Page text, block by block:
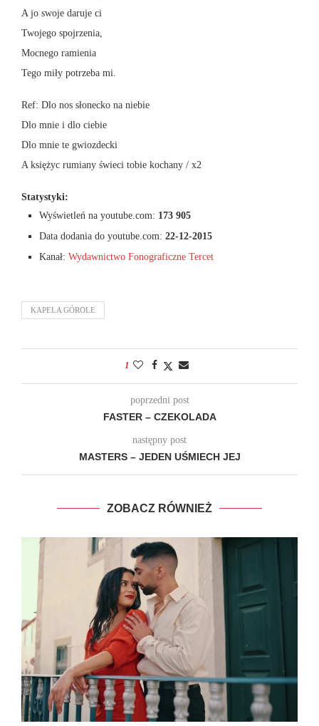
A jo swoje daruje ci
Twojego spojrzenia,
Mocnego ramienia
Tego miły potrzeba mi.
Ref: Dlo nos słonecko na niebie
Dlo mnie i dlo ciebie
Dlo mnie te gwiozdecki
A księżyc rumiany świeci tobie kochany / x2
Statystyki:
Wyświetleń na youtube.com: 173 905
Data dodania do youtube.com: 22-12-2015
Kanał: Wydawnictwo Fonograficzne Tercet
KAPELA GÓROLE
1
poprzedni post
FASTER – CZEKOLADA
następny post
MASTERS – JEDEN UŚMIECH JEJ
ZOBACZ RÓWNIEŻ